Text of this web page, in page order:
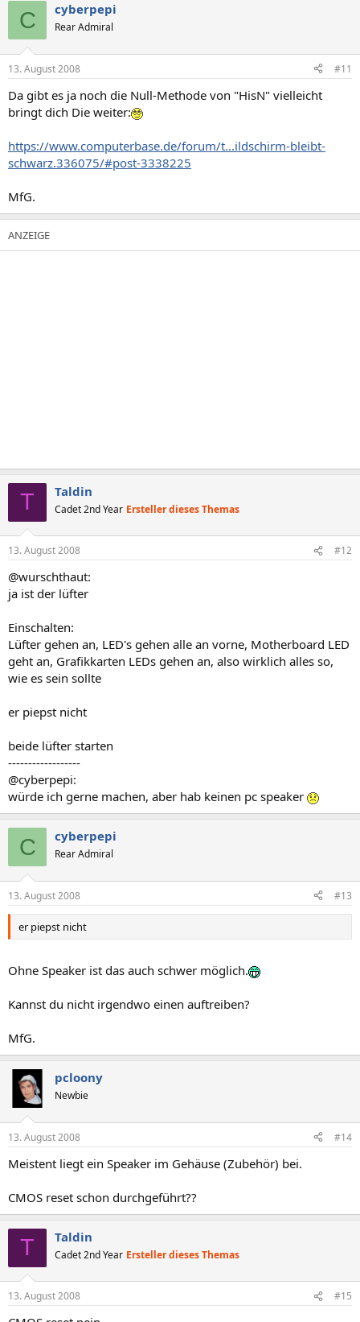
C cyberpepi
Rear Admiral
13. August 2008 #11
Da gibt es ja noch die Null-Methode von "HisN" vielleicht
bringt dich Die weiter:
https://www.computerbase.de/forum/t...ildschirm-bleibt-
schwarz.336075/#post-3338225
MfG.
T Taldin
Cadet 2nd Year Ersteller dieses Themas
13. August 2008 #12
@wurschthaut:
ja ist der lüfter
Einschalten:
Lüfter gehen an, LED's gehen alle an vorne, Motherboard LED
geht an, Grafikkarten LEDs gehen an, also wirklich alles so,
wie es sein sollte
er piepst nicht
beide lüfter starten
------------------
@cyberpepi:
würde ich gerne machen, aber hab keinen pc speaker
C cyberpepi
Rear Admiral
13. August 2008 #13
er piepst nicht
Ohne Speaker ist das auch schwer möglich.
Kannst du nicht irgendwo einen auftreiben?
MfG.
pcloony
Newbie
13. August 2008 #14
Meistent liegt ein Speaker im Gehäuse (Zubehör) bei.
CMOS reset schon durchgeführt??
T Taldin
Cadet 2nd Year Ersteller dieses Themas
13. August 2008 #15